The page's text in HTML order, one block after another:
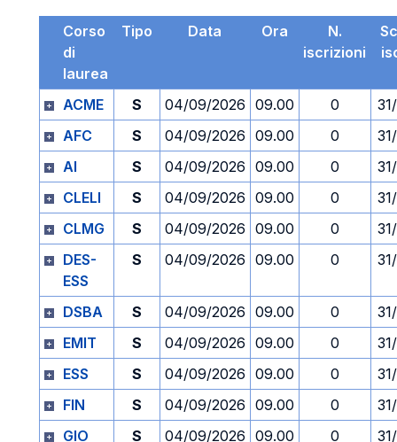
Corso
di
laurea
Tipo Data Ora
N.
iscrizioni
ACME S 04/09/2026 09.00 0
AFC
S 04/09/2026 09.00 0
AI
S 04/09/2026 09.00 0
CLELI
S 04/09/2026 09.00 0
CLMG
S 04/09/2026 09.00 0
DES-
ESS
S 04/09/2026 09.00 0
DSBA S 04/09/2026 09.00 0
EMIT
S 04/09/2026 09.00 0
ESS
S 04/09/2026 09.00 0
FIN
S 04/09/2026 09.00 0
GIO
S 04/09/2026 09.00 0